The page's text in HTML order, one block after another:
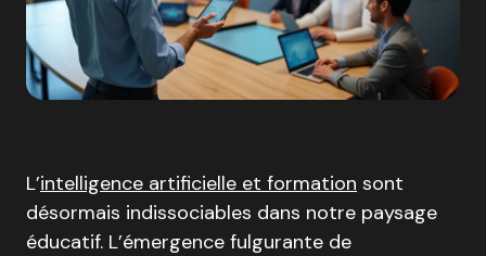
L’intelligence artificielle et formation sont
désormais indissociables dans notre paysage
éducatif. L’émergence fulgurante de